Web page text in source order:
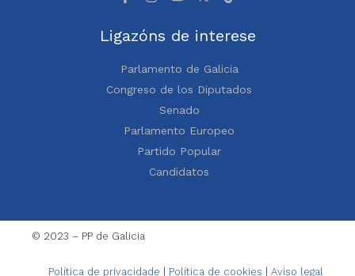
Ligazóns de interese
Parlamento de Galicia
Congreso de los Diputados
Senado
Parlamento Europeo
Partido Popular
Candidatos
© 2023 – PP de Galicia
Política de privacidade | Política de cookies | Aviso legal